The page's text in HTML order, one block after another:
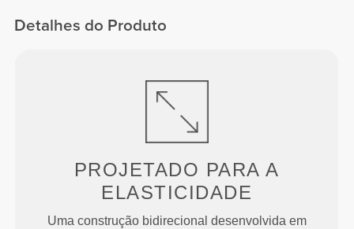
Detalhes do Produto
PROJETADO PARA A
ELASTICIDADE
Uma construção bidirecional desenvolvida em